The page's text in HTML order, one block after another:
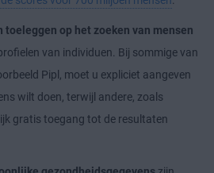
toeleggen op het zoeken van mensen
van individuen. Bij sommige van
Pipl, moet u expliciet aangeven
wilt doen, terwijl andere, zoals
gratis toegang tot de resultaten